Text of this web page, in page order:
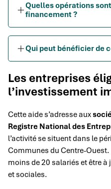
Quelles opérations
financement ?
Qui peut bénéficier de
Les entreprises
l’investissement
Cette aide s’adresse aux
Registre National des
l’activité se situent dans le
Communes du Centre-Ouest.
moins de 20 salariés et être
et sociales.